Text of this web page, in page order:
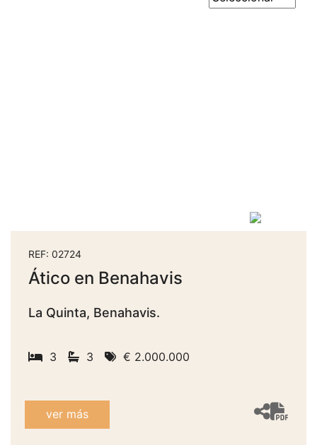
REF: 02724
Ático en Benahavis
La Quinta, Benahavis.
3 3 € 2.000.000
ver más